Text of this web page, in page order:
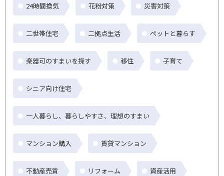
24時間換気 花粉対策 災害対策
二世帯住宅 二拠点生活 ペットと暮らす
楽器可のすまいを探す 移住 子育て
シニア向け住宅
一人暮らし、暮らしやすさ、理想のすまい
マンション購入 賃貸マンション
不動産売買 リフォーム 資産活用